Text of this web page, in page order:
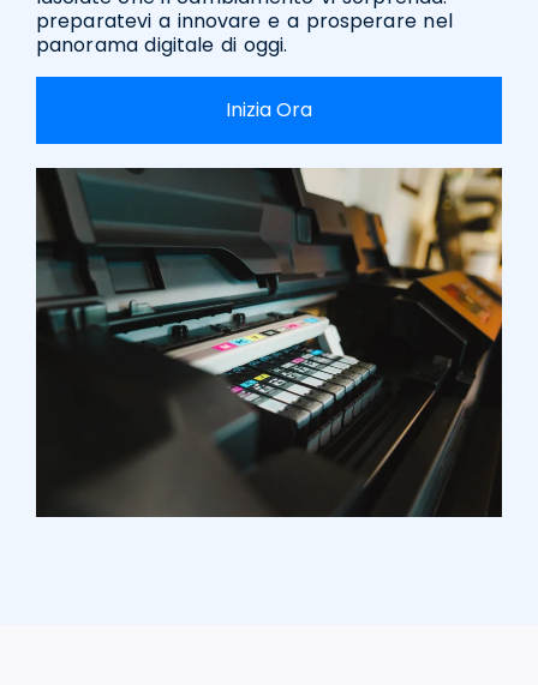
preparatevi a innovare e a prosperare nel
panorama digitale di oggi.
Inizia Ora